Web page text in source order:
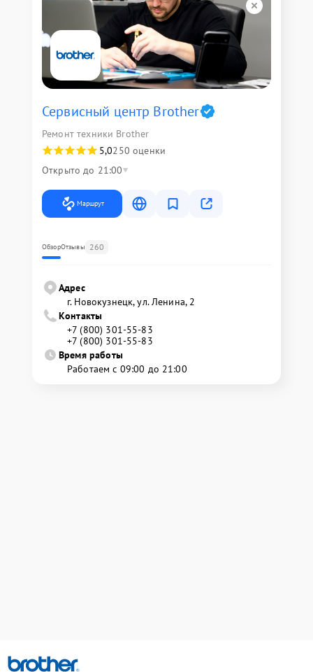
Сервисный центр Brother
Ремонт техники Brother
5,0250 оценки
Открыто до 21:00
Маршрут
ОбзорОтзывы 260
Адрес
г. Новокузнецк, ул. Ленина, 2
Контакты
+7 (800) 301-55-83
+7 (800) 301-55-83
Время работы
Работаем с 09:00 до 21:00